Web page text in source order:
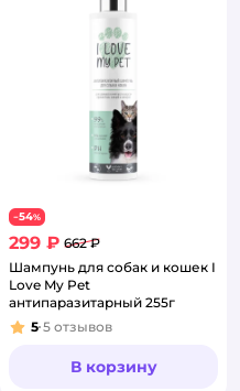
−54%
299 ₽ 662 ₽
Шампунь для собак и кошек I
Love My Pet
антипаразитарный 255г
Рейтинг:
5 5 отзывов
В корзину